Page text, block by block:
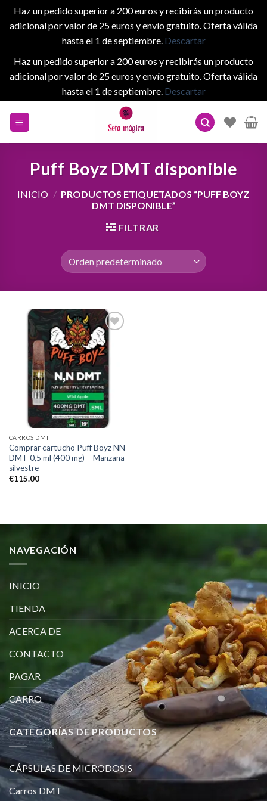
Haz un pedido superior a 200 euros y recibirás un producto
adicional por valor de 25 euros y envío gratuito. Oferta válida
hasta el 1 de septiembre. Descartar
Haz un pedido superior a 200 euros y recibirás un producto
adicional por valor de 25 euros y envío gratuito. Oferta válida
hasta el 1 de septiembre. Descartar
Puff Boyz DMT disponible
INICIO / PRODUCTOS ETIQUETADOS “PUFF BOYZ
DMT DISPONIBLE”
FILTRAR
Add to
wishlist
CARROS DMT
Comprar cartucho Puff Boyz NN
DMT 0,5 ml (400 mg) – Manzana
silvestre
€115.00
NAVEGACIÓN
INICIO
TIENDA
ACERCA DE
CONTACTO
PAGAR
CARRO
CATEGORÍAS DE PRODUCTOS
CÁPSULAS DE MICRODOSIS
Carros DMT